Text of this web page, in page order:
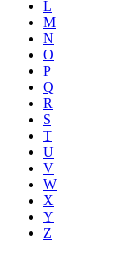
L
M
N
O
P
Q
R
S
T
U
V
W
X
Y
Z